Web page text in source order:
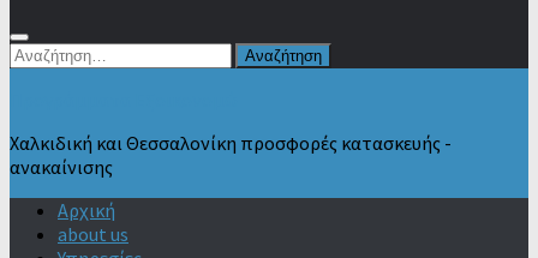
Αναζήτηση
Χαλκιδική και Θεσσαλονίκη προσφορές κατασκευής -
ανακαίνισης
Αρχική
about us